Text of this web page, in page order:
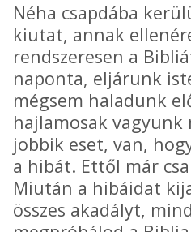
Néha csapdába
kiutat, annak
rendszeresen a
naponta, eljárunk
mégsem haladunk
hajlamosak vagyunk
jobbik eset, van,
a hibát. Ettől már
Miután a hibáidat
összes akadályt,